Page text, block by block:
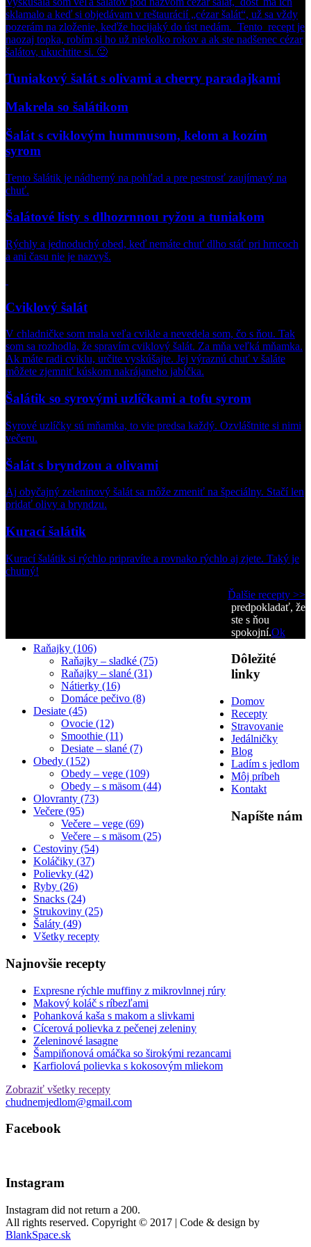
sklamalo a keď si objedávam v reštaurácií „cézar šalát“, už sa vždy
pozerám na zloženie, keďže hocijaký do úst nedám. Tento recept je
naozaj topka, robím si ho už niekolko rokov a ak ste nadšenec cézar
šalátov, ukuchtite si. 🙂
Tuniakový šalát s olivami a cherry paradajkami
Makrela so šalátikom
Šalát s cviklovým hummusom, kelom a kozím
syrom
Tento šalátik je nádherný na pohľad a pre pestrosť zaujímavý na
chuť.
Šalátové listy s dlhozrnnou ryžou a tuniakom
Rýchly a jednoduchý obed, keď nemáte chuť dlho stáť pri hrncoch
a ani času nie je nazvyš.
Cviklový šalát
V chladničke som mala veľa cvikle a nevedela som, čo s ňou. Tak
som sa rozhodla, že spravím cviklový šalát. Za mňa veľká mňamka.
Ak máte radi cviklu, určite vyskúšajte. Jej výraznú chuť v šaláte
môžete zjemniť kúskom nakrájaneho jabĺčka.
Šalátik so syrovými uzlíčkami a tofu syrom
Syrové uzlíčky sú mňamka, to vie predsa každý. Ozvláštnite si nimi
večeru.
Šalát s bryndzou a olivami
Aj obyčajný zeleninový šalát sa môže zmeniť na špeciálny. Stačí len
pridať olivy a bryndzu.
Kurací šalátik
Kurací šalátik si rýchlo pripravíte a rovnako rýchlo aj zjete. Taký je
chutný!
Ďalšie recepty >>
Raňajky (106)
Raňajky – sladké (75)
Raňajky – slané (31)
Nátierky (16)
Domáce pečivo (8)
Desiate (45)
Ovocie (12)
Smoothie (11)
Desiate – slané (7)
Obedy (152)
Obedy – vege (109)
Obedy – s mäsom (44)
Olovranty (73)
Večere (95)
Večere – vege (69)
Večere – s mäsom (25)
Cestoviny (54)
Koláčiky (37)
Polievky (42)
Ryby (26)
Snacks (24)
Strukoviny (25)
Šaláty (49)
Všetky recepty
Najnovšie recepty
Expresne rýchle muffiny z mikrovlnnej rúry
Makový koláč s ríbezľami
Pohanková kaša s makom a slivkami
Cícerová polievka z pečenej zeleniny
Zeleninové lasagne
Šampiňonová omáčka so širokými rezancami
Karfiolová polievka s kokosovým mliekom
Zobraziť všetky recepty
predpokladať, že
ste s ňou
spokojní.Ok
Dôležité
linky
Domov
Recepty
Stravovanie
Jedálničky
Blog
Ladím s jedlom
Môj príbeh
Kontakt
Napíšte nám
chudnemjedlom@gmail.com
Facebook
Instagram
Instagram did not return a 200.
All rights reserved. Copyright © 2017 | Code & design by
BlankSpace.sk